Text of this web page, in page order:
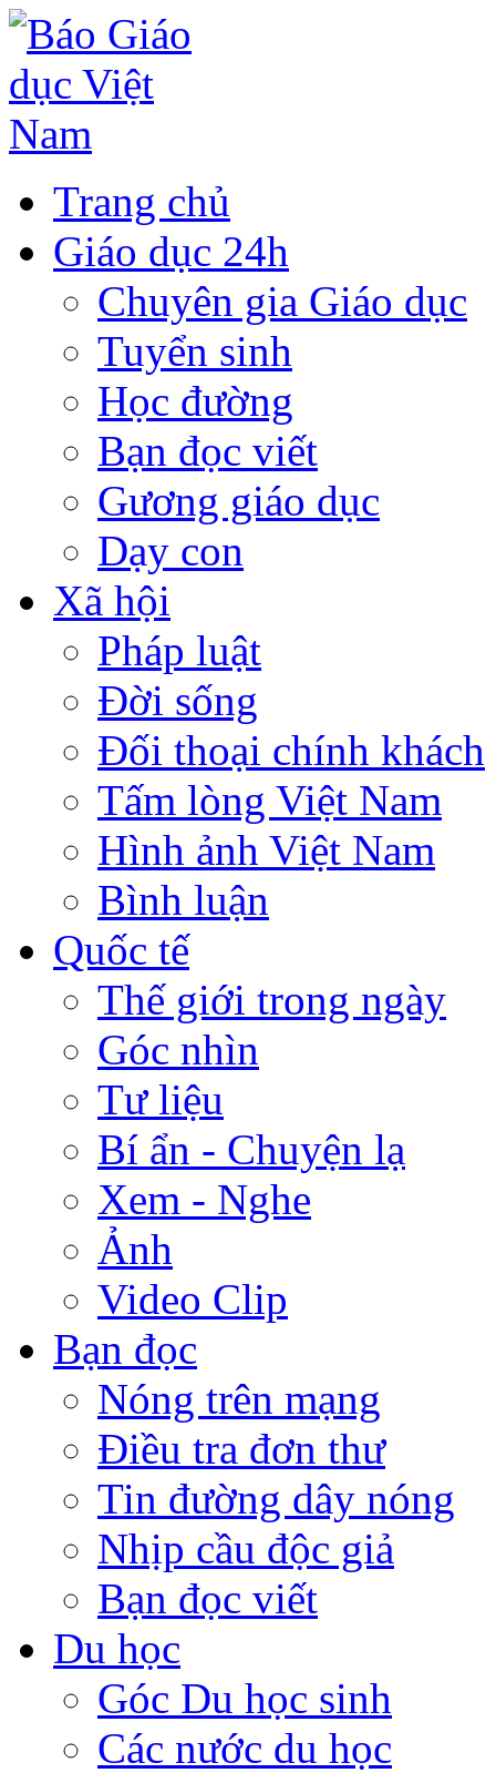
Trang chủ
Giáo dục 24h
Chuyên gia Giáo dục
Tuyển sinh
Học đường
Bạn đọc viết
Gương giáo dục
Dạy con
Xã hội
Pháp luật
Đời sống
Đối thoại chính khách
Tấm lòng Việt Nam
Hình ảnh Việt Nam
Bình luận
Quốc tế
Thế giới trong ngày
Góc nhìn
Tư liệu
Bí ẩn - Chuyện lạ
Xem - Nghe
Ảnh
Video Clip
Bạn đọc
Nóng trên mạng
Điều tra đơn thư
Tin đường dây nóng
Nhịp cầu độc giả
Bạn đọc viết
Du học
Góc Du học sinh
Các nước du học